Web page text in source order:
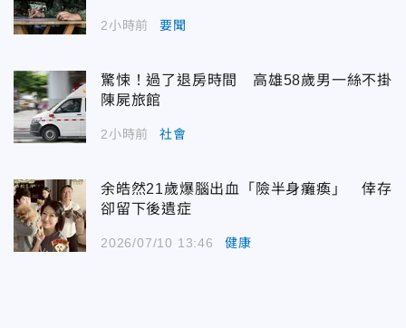
2小時前 要聞
驚悚！過了退房時間 高雄58歲男一絲不掛
陳屍旅館
2小時前 社會
余皓然21歲爆腦出血「險半身癱瘓」 倖存
卻留下後遺症
2026/07/10 13:46 健康